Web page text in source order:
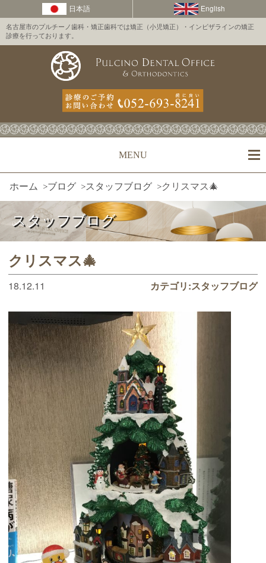
名古屋市のプルチーノ歯科・矯正歯科では矯正（小児矯正）・インビザラインの矯正
診療を行っております。
MENU
ホーム >ブログ >スタッフブログ >クリスマス🎄
スタッフブログ
クリスマス🎄
18.12.11 カテゴリ:スタッフブログ